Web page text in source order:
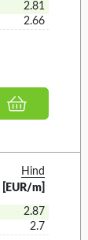
2.81
2.66
Hind
[EUR/m]
2.87
2.7